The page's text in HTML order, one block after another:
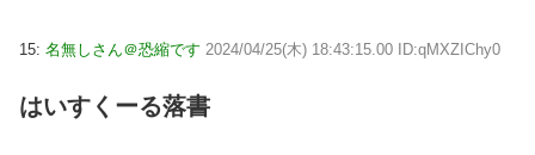
15: 名無しさん＠恐縮です 2024/04/25(木) 18:43:15.00 ID:qMXZIChy0
はいすくーる落書